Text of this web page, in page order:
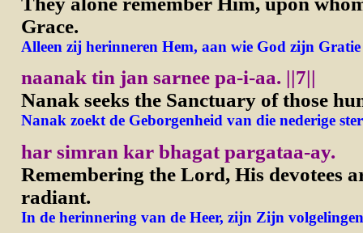
Grace.
Alleen zij herinneren Hem, aan wie God zijn Gratie
naanak tin jan sarnee pa-i-aa. ||7||
Nanak seeks the Sanctuary of those
Nanak zoekt de Geborgenheid van die nederige
har simran kar bhagat pargataa-ay.
Remembering the Lord, His devotees
radiant.
In de herinnering van de Heer, zijn Zijn